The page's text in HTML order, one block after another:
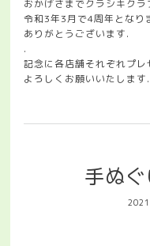
おかげさまでクラシキクラ
令和3年3月で4周年となり
ありがとうございます.
.
記念に各店舗それぞれプ
よろしくお願いいたします.
手ぬぐ
2021